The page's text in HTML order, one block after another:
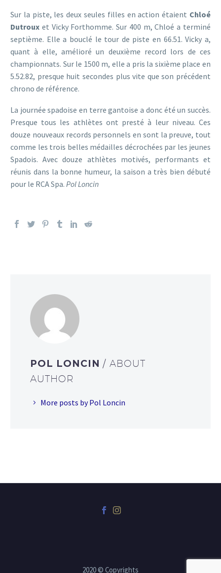
Sur la piste, les deux seules filles en action étaient Chloé
Dutroux et Vicky Forthomme. Sur 400 m, Chloé a terminé
septième. Elle a bouclé le tour de piste en 66.51. Vicky a,
quant à elle, amélioré un deuxième record lors de ces
championnats. Sur le 1500 m, elle a pris la sixième place en
5.52.82, presque huit secondes plus vite que son précédent
chrono de référence.
La journée spadoise en terre gantoise a donc été un succès.
Presque tous les athlètes ont presté à leur niveau. Ces
douze nouveaux records personnels en sont la preuve, tout
comme les trois belles médailles décrochées par les jeunes
Spadois. Avec douze athlètes motivés, performants et
réunis dans la bonne humeur, la saison a très bien débuté
pour le RCA Spa. Pol Loncin
POL LONCIN / ABOUT
AUTHOR
More posts by Pol Loncin
2020 © Copyrights